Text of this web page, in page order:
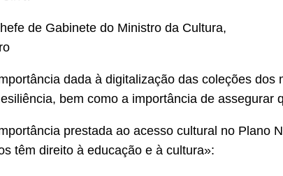
de Gabinete do Ministro da Cultura,
dada à digitalização das coleções dos
bem como a importância de
prestada ao acesso cultural no Plano
têm direito à educação e à cultura»: